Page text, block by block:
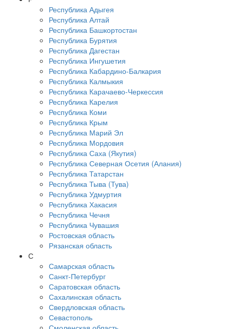
Республика Адыгея
Республика Алтай
Республика Башкортостан
Республика Бурятия
Республика Дагестан
Республика Ингушетия
Республика Кабардино-Балкария
Республика Калмыкия
Республика Карачаево-Черкессия
Республика Карелия
Республика Коми
Республика Крым
Республика Марий Эл
Республика Мордовия
Республика Саха (Якутия)
Республика Северная Осетия (Алания)
Республика Татарстан
Республика Тыва (Тува)
Республика Удмуртия
Республика Хакасия
Республика Чечня
Республика Чувашия
Ростовская область
Рязанская область
С
Самарская область
Санкт-Петербург
Саратовская область
Сахалинская область
Свердловская область
Севастополь